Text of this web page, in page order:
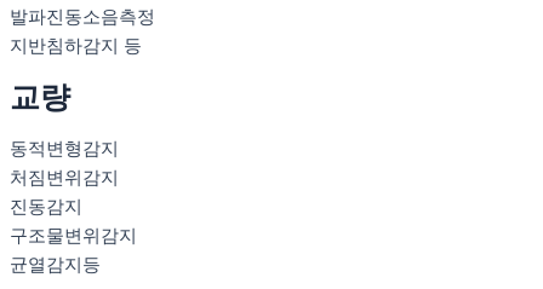
발파진동소음측정
지반침하감지 등
교량
동적변형감지
처짐변위감지
진동감지
구조물변위감지
균열감지등